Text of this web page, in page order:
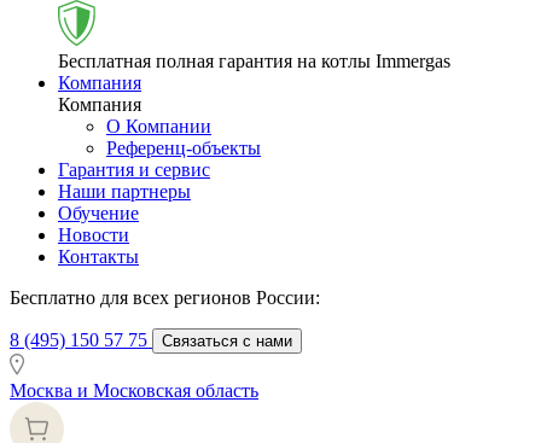
Бесплатная полная гарантия на котлы Immergas
Компания
Компания
О Компании
Референц-объекты
Гарантия и сервис
Наши партнеры
Обучение
Новости
Контакты
Бесплатно для всех регионов России:
8 (495) 150 57 75 Связаться с нами
Москва и Московская область